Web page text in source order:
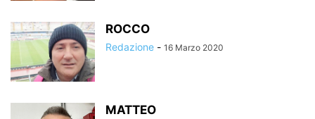
ROCCO
Redazione - 16 Marzo 2020
MATTEO